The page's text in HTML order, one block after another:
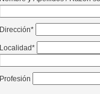
Dirección*
Localidad*
Profesión